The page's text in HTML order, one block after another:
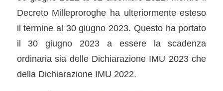
Decreto Milleproroghe ha ulteriormente esteso
il termine al 30 giugno 2023. Questo ha portato
il 30 giugno 2023 a essere la scadenza
ordinaria sia delle Dichiarazione IMU 2023 che
della Dichiarazione IMU 2022.